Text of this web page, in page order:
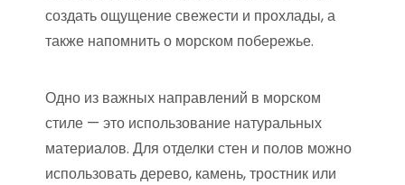
создать ощущение свежести и прохлады, а
также напомнить о морском побережье.
Одно из важных направлений в морском
стиле — это использование натуральных
материалов. Для отделки стен и полов можно
использовать дерево, камень, тростник или